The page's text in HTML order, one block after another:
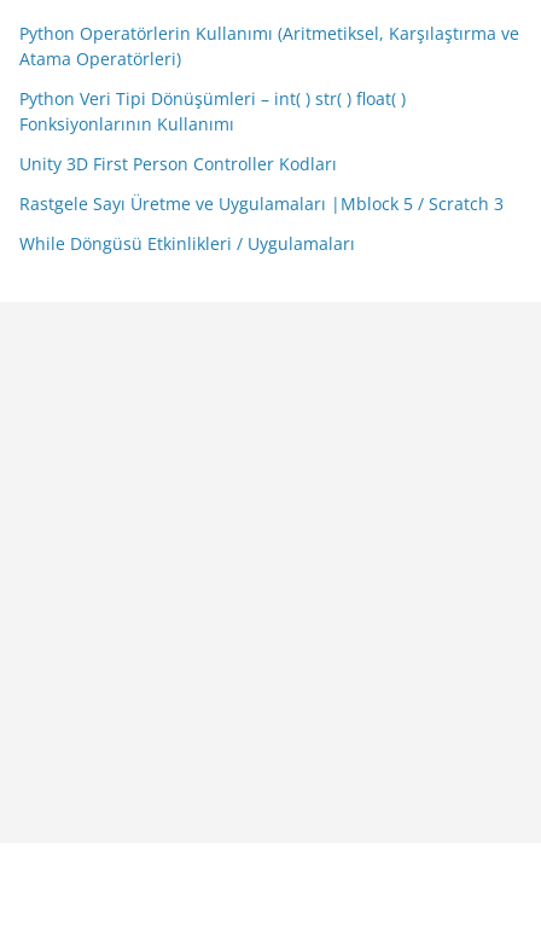
Python Operatörlerin Kullanımı (Aritmetiksel, Karşılaştırma ve
Atama Operatörleri)
Python Veri Tipi Dönüşümleri – int( ) str( ) float( )
Fonksiyonlarının Kullanımı
Unity 3D First Person Controller Kodları
Rastgele Sayı Üretme ve Uygulamaları |Mblock 5 / Scratch 3
While Döngüsü Etkinlikleri / Uygulamaları